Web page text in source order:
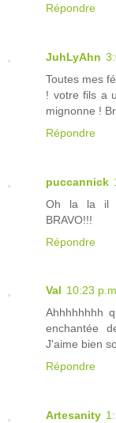
Répondre
JuhLyAhn
Toutes mes
! votre fils a
mignonne !
Répondre
puccannick
Oh la la il
BRAVO!!!
Répondre
Val 10:23
Ahhhhhhhh
enchantée
J'aime bien
Répondre
Artesanity